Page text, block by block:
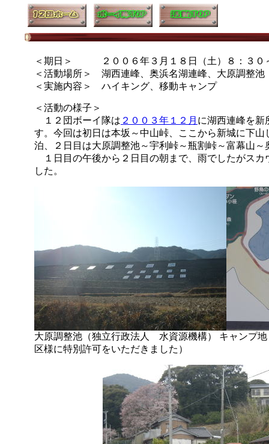
＜期日＞ ２００６年３月１８日（土）８：３０
＜活動場所＞ 湖西連峰、奥浜名湖連峰、大原調整池
＜実施内容＞ ハイキング、移動キャンプ
＜活動の様子＞
１２団ボーイ隊は ２００３年１２月 に湖西連峰を新
す。今回は初日は本坂～中山峠、ここから新城に下
泊、２日目は大原調整池～宇利峠～瓶割峠～富幕山
１日目の午後から２日目の朝まで、雨でしたがスカ
した。
大原調整池（独立行政法人 水資源機構） キャンプ
区様に特別許可をいただきました）